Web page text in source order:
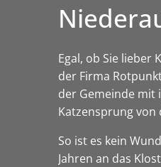
Egal, ob Sie lieber
der Firma
der Gemeinde mit
Katzensprung
So ist es kein
Jahren an das